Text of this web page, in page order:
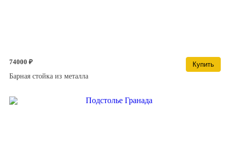
74000 ₽
Купить
Барная стойка из металла